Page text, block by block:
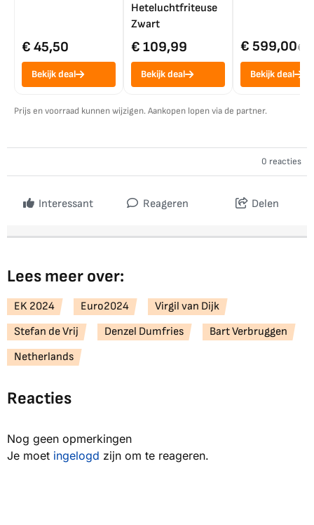
€ 45,50
Bekijk deal
Heteluchtfriteuse
Zwart
€ 109,99
Bekijk deal
€ 599,00€
Bekijk deal
Prijs en voorraad kunnen wijzigen. Aankopen lopen via de partner.
0 reacties
Interessant Reageren Delen
Lees meer over:
EK 2024 Euro2024
Virgil van Dijk
Stefan de Vrij
Denzel Dumfries
Bart Verbruggen
Netherlands
Reacties
Nog geen opmerkingen
Je moet ingelogd zijn om te reageren.